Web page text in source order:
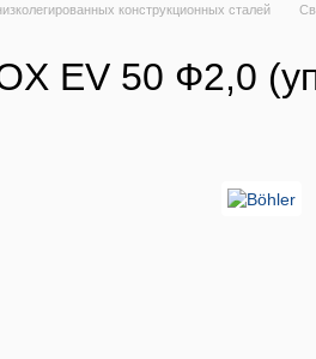
конструкционных сталей
EV 50 Ф2,0